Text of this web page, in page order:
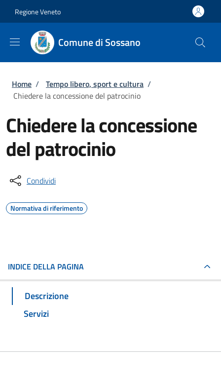
Regione Veneto
Comune di Sossano
Briciole di pane
Home / Tempo libero, sport e cultura /
Chiedere la concessione del patrocinio
Chiedere la concessione
del patrocinio
Condividi
Normativa di riferimento
INDICE DELLA PAGINA
Descrizione
Servizi